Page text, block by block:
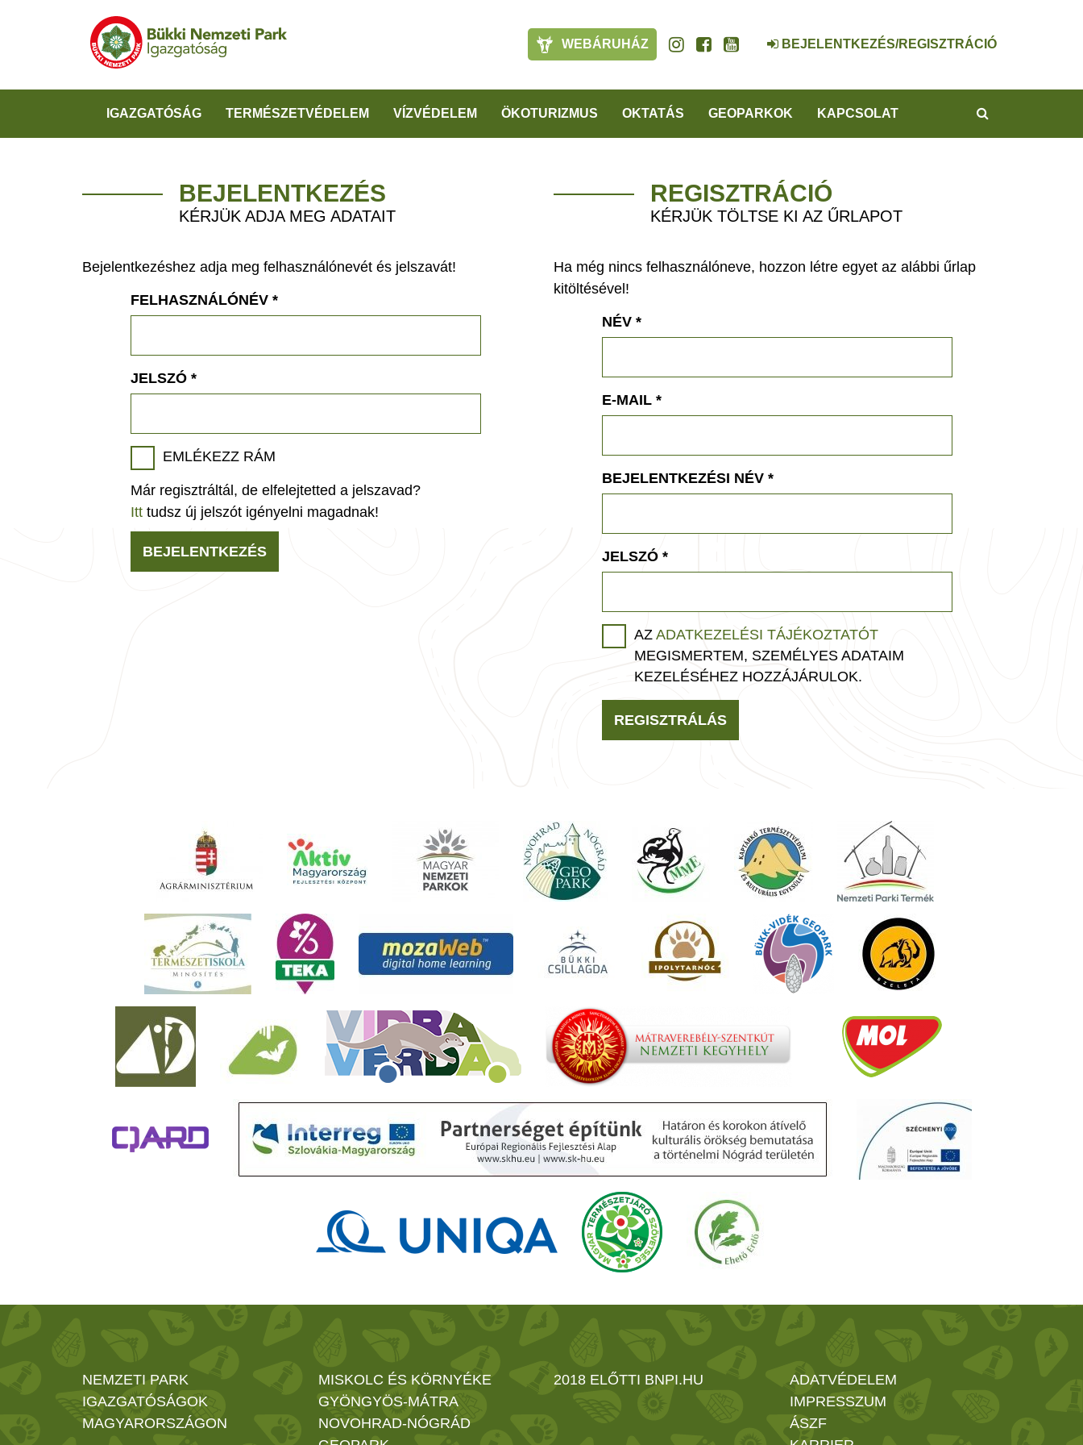
WEBÁRUHÁZ BEJELENTKEZÉS/REGISZTRÁCIÓ
IGAZGATÓSÁG TERMÉSZETVÉDELEM VÍZVÉDELEM ÖKOTURIZMUS OKTATÁS GEOPARKOK KAPCSOLAT
BEJELENTKEZÉS
KÉRJÜK ADJA MEG ADATAIT
Bejelentkezéshez adja meg felhasználónevét és jelszavát!
FELHASZNÁLÓNÉV *
JELSZÓ *
EMLÉKEZZ RÁM
Már regisztráltál, de elfelejtetted a jelszavad?
Itt tudsz új jelszót igényelni magadnak!
BEJELENTKEZÉS
REGISZTRÁCIÓ
KÉRJÜK TÖLTSE KI AZ ŰRLAPOT
Ha még nincs felhasználóneve, hozzon létre egyet az alábbi űrlap
kitöltésével!
NÉV *
E-MAIL *
BEJELENTKEZÉSI NÉV *
JELSZÓ *
AZ ADATKEZELÉSI TÁJÉKOZTATÓT
MEGISMERTEM, SZEMÉLYES ADATAIM
KEZELÉSÉHEZ HOZZÁJÁRULOK.
REGISZTRÁLÁS
NEMZETI PARK
IGAZGATÓSÁGOK
MAGYARORSZÁGON
MISKOLC ÉS KÖRNYÉKE
GYÖNGYÖS-MÁTRA
NOVOHRAD-NÓGRÁD
2018 ELŐTTI BNPI.HU
ADATVÉDELEM
IMPRESSZUM
ÁSZF